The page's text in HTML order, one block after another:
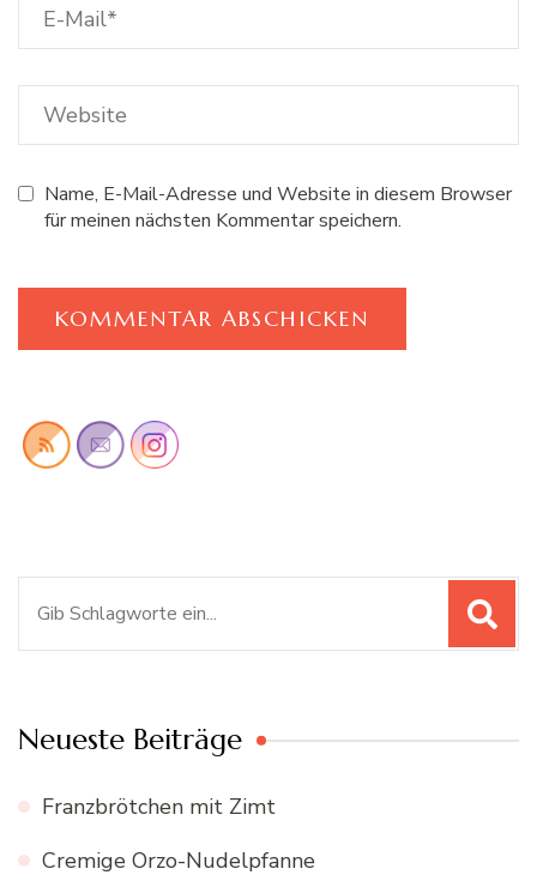
Name, E-Mail-Adresse und Website in diesem Browser
für meinen nächsten Kommentar speichern.
Neueste Beiträge
Franzbrötchen mit Zimt
Cremige Orzo-Nudelpfanne